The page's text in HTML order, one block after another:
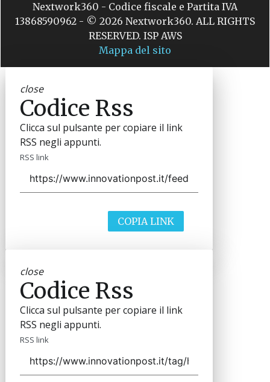
Nextwork360 - Codice fiscale e Partita IVA
13868590962 - © 2026 Nextwork360. ALL RIGHTS
RESERVED. ISP AWS
Mappa del sito
close
Codice Rss
Clicca sul pulsante per copiare il link
RSS negli appunti.
RSS link
COPIA LINK
close
Codice Rss
Clicca sul pulsante per copiare il link
RSS negli appunti.
RSS link